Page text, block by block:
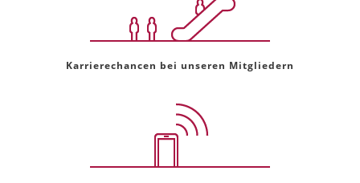
Karrierechancen bei unseren Mitgliedern